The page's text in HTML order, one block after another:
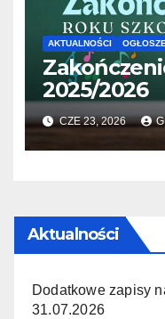
AKTUALNOŚCI
2025/2026
CZE 23, 2026
Aktualności
Dodatkowe zapisy
31.07.2026